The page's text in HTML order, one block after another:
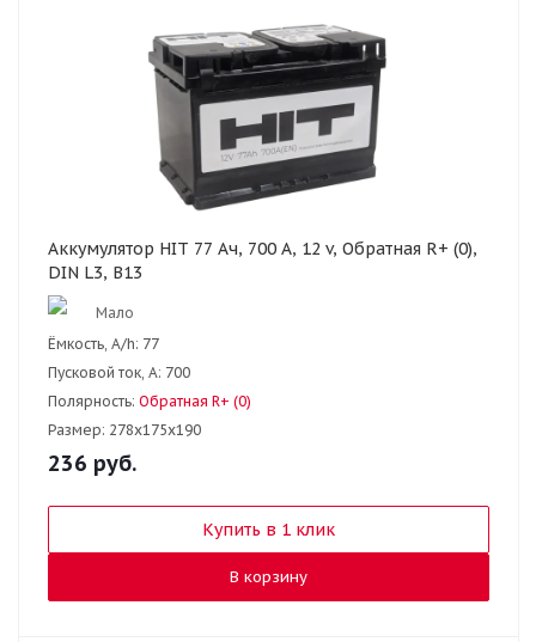
Аккумулятор HIT 77 Ач, 700 А, 12 v, Обратная R+ (0),
DIN L3, B13
Мало
Ёмкость, A/h: 77
Пусковой ток, А: 700
Полярность: Обратная R+ (0)
Размер: 278x175x190
236 руб.
Купить в 1 клик
В корзину